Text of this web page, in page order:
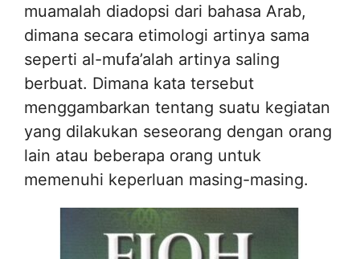
muamalah diadopsi dari bahasa Arab,
dimana secara etimologi artinya sama
seperti al-mufa’alah artinya saling
berbuat. Dimana kata tersebut
menggambarkan tentang suatu kegiatan
yang dilakukan seseorang dengan orang
lain atau beberapa orang untuk
memenuhi keperluan masing-masing.